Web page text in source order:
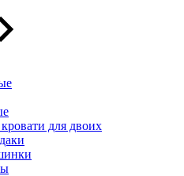
для двоих